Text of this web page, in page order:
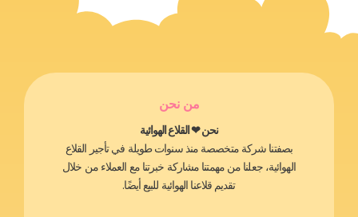
من نحن
نحن ❤ القلاع الهوائية
بصفتنا شركة متخصصة منذ سنوات طويلة في تأجير القلاع
الهوائية، جعلنا من مهمتنا مشاركة خبرتنا مع العملاء من خلال
تقديم قلاعنا الهوائية للبيع أيضًا.